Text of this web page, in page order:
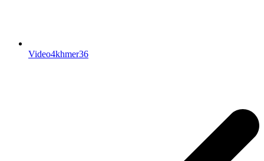
Video4khmer36